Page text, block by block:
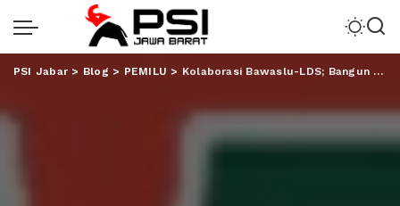
PSI Jabar > Blog > PEMILU > Kolaborasi Bawaslu-LDS; Bangun Kesadaran Demokrasi